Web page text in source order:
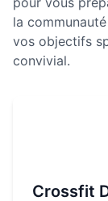
la
vos objectifs
convivial.
Crossfit